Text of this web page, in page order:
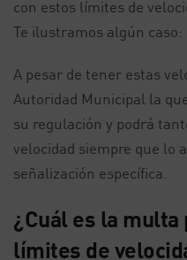
con estos límites de
Te ilustramos algún caso:
A pesar de tener estas
Autoridad Municipal la
su regulación y podrá
velocidad siempre que lo
señalización específica.
¿Cuál es la
límites de